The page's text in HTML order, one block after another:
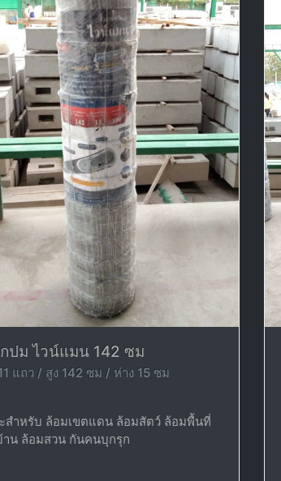
ปม ไวน์แมน 142 ซม
แถว / สูง 142 ซม / ห่าง 15 ซม
สำหรับ ล้อมเขตแดน ล้อมสัตว์ ล้อมพื้นที่
น ล้อมสวน กันคนบุกรุก